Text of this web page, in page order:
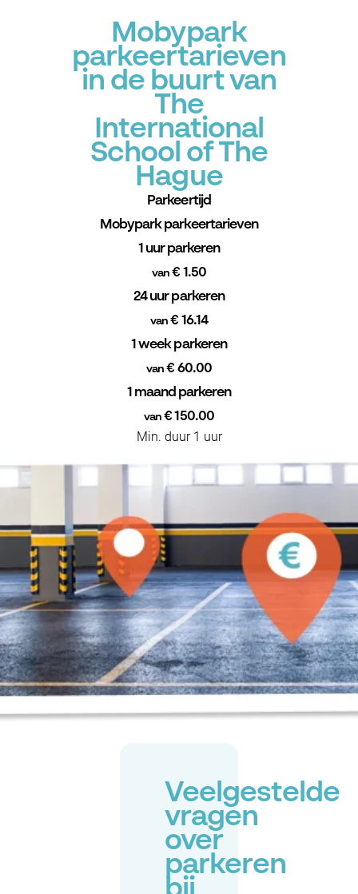
Mobypark
parkeertarieven
in de buurt van
The
International
School of The
Hague
Parkeertijd
Mobypark parkeertarieven
1 uur parkeren
van € 1.50
24 uur parkeren
van € 16.14
1 week parkeren
van € 60.00
1 maand parkeren
van € 150.00
Min. duur 1 uur
Veelgestelde
vragen
over
parkeren